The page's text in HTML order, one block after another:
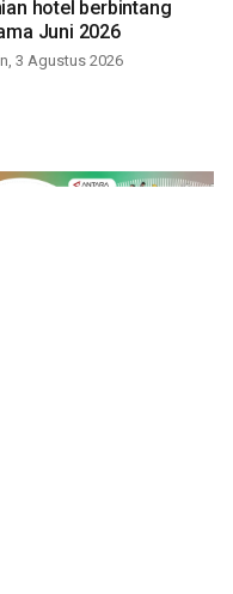
hotel berbintang
Juni 2026
3 Agustus 2026